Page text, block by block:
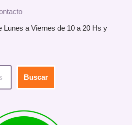
Lunes a Viernes de 10 a 20 Hs y
Buscar